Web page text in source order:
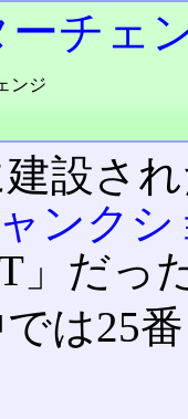
チェ
ンジ
設さ
ンクシ
」だっ
は25